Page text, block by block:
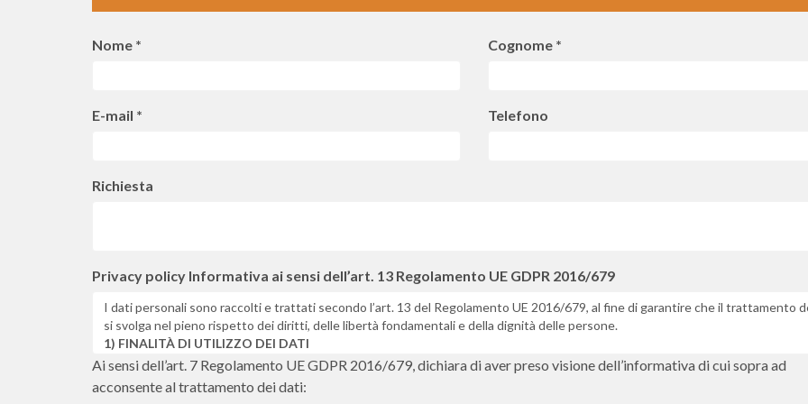
Nome * Cognome *
E-mail * Telefono
Richiesta
Privacy policy Informativa ai sensi dell’art. 13 Regolamento UE GDPR 2016/679
I dati personali sono raccolti e trattati secondo l’art. 13 del Regolamento UE 2016/679, al fine di garantire che il trattamento
si svolga nel pieno rispetto dei diritti, delle libertà fondamentali e della dignità delle persone.
1) FINALITÀ DI UTILIZZO DEI DATI
Le informazioni raccolte da Lei la identificano (nome, cognome, azienda, località, e-mail, indirizzo mail, etc.) per dare seguito alle
richieste, in ogni loro natura e forma, se desidera essere contattato da un nostro Funzionario e concordare, senza impegno, una
visita, per conoscere tutte le opportunità e i vantaggi dell’essere associato.
Ai sensi dell’art. 7 Regolamento UE GDPR 2016/679, dichiara di aver preso visione dell’informativa di cui sopra ad
acconsente al trattamento dei dati: